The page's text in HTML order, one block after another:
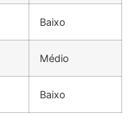
Baixo
Médio
Baixo